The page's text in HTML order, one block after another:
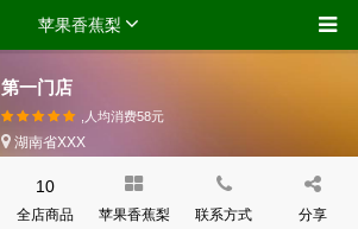
第一门店
,人均消费58元
湖南省XXX
10
全店商品 苹果香蕉梨 联系方式 分享
苹果香蕉梨